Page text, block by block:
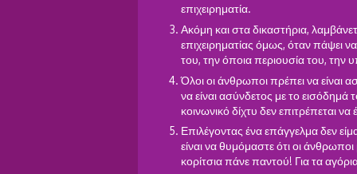
επιχειρηματία.
Ακόμη και στα δικαστήρια,
επιχειρηματίας όμως, όταν πάψει
του, την όποια περιουσία του, την
Όλοι οι άνθρωποι πρέπει να είναι
να είναι ασύνδετος με το
κοινωνικό δίχτυ δεν επιτρέπεται
Επιλέγοντας ένα επάγγελμα δεν
είναι να θυμόμαστε ότι οι
κορίτσια πάνε παντού! Για τα